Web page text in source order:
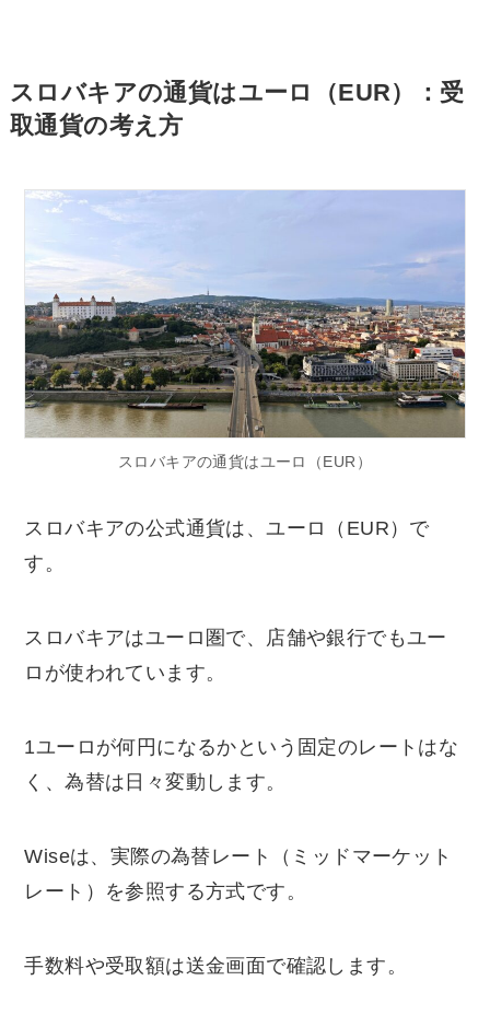
スロバキアの通貨はユーロ（EUR）：受
取通貨の考え方
スロバキアの通貨はユーロ（EUR）
スロバキアの公式通貨は、ユーロ（EUR）で
す。
スロバキアはユーロ圏で、店舗や銀行でもユー
ロが使われています。
1ユーロが何円になるかという固定のレートはな
く、為替は日々変動します。
Wiseは、実際の為替レート（ミッドマーケット
レート）を参照する方式です。
手数料や受取額は送金画面で確認します。